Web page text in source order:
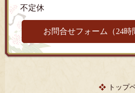
不定休
お問合せフォーム（24時
トップ